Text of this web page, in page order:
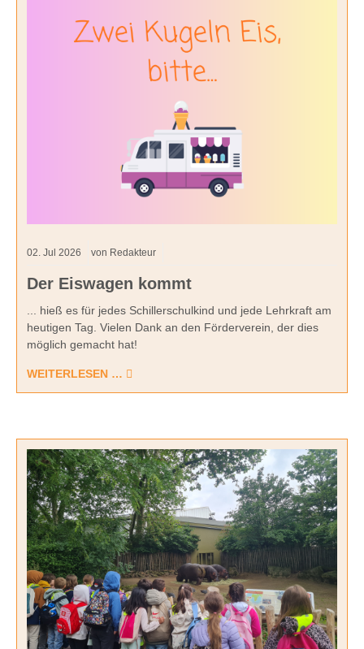
02. Jul 2026 von Redakteur
Der Eiswagen kommt
... hieß es für jedes Schillerschulkind und jede Lehrkraft am
heutigen Tag. Vielen Dank an den Förderverein, der dies
möglich gemacht hat!
WEITERLESEN …